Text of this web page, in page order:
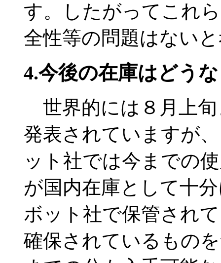
す。したがってこれ
全性等の問題はない
4.今後の在庫はどう
世界的には８月上
発表されていますが
ット社では今までの
が国内在庫として十
ボット社で保管され
確保されているもの